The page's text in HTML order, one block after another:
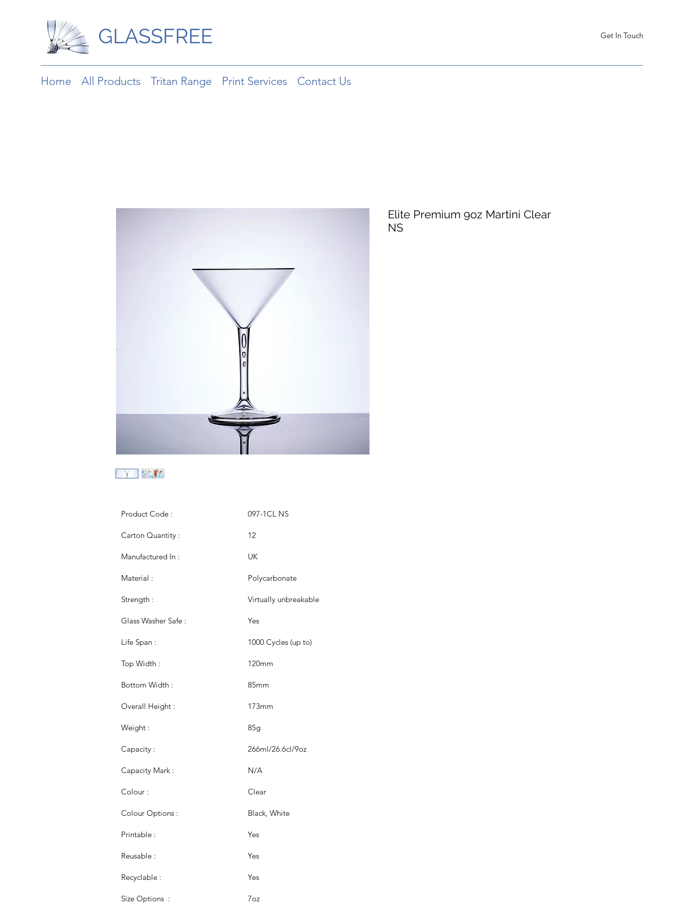
GLASSFREE Get In Touch
Home All Products Tritan Range Print Services Contact Us
Product Code : 097-1CL NS
Carton Quantity : 12
Manufactured In : UK
Material : Polycarbonate
Strength : Virtually unbreakable
Glass Washer Safe : Yes
Life Span : 1000 Cycles (up to)
Top Width : 120mm
Bottom Width : 85mm
Overall Height : 173mm
Weight : 85g
Capacity : 266ml/26.6cl/9oz
Capacity Mark : N/A
Colour : Clear
Colour Options : Black, White
Printable : Yes
Reusable : Yes
Recyclable : Yes
Size Options  : 7oz
Elite Premium 9oz Martini Clear
NS